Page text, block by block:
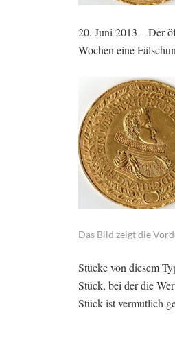
20. Juni 2013 – Der
Wochen eine
Das Bild zeigt die
Stücke von diesem
Stück, bei der die
Stück ist vermutlich